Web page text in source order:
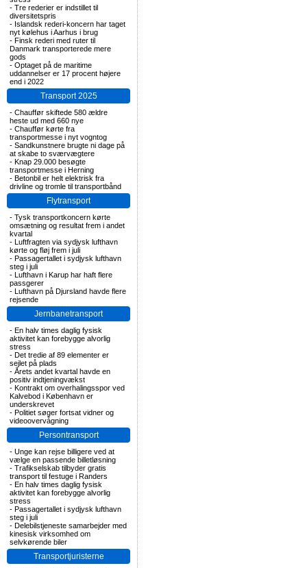
- Tre rederier er indstillet til
diversitetspris
- Islandsk rederi-koncern har taget
nyt kølehus i Aarhus i brug
- Finsk rederi med ruter til
Danmark transporterede mere
gods
- Optaget på de maritime
uddannelser er 17 procent højere
end i 2022
Transport 2025
- Chauffør skiftede 580 ældre
heste ud med 660 nye
- Chauffør kørte fra
transportmesse i nyt vogntog
- Sandkunstnere brugte ni dage på
at skabe to sværvægtere
- Knap 29.000 besøgte
transportmesse i Herning
- Betonbil er helt elektrisk fra
drivline og tromle til transportbånd
Flytransport
- Tysk transportkoncern kørte
omsætning og resultat frem i andet
kvartal
- Luftfragten via sydjysk lufthavn
kørte og fløj frem i juli
- Passagertallet i sydjysk lufthavn
steg i juli
- Lufthavn i Karup har haft flere
passgerer
- Lufthavn på Djursland havde flere
rejsende
Jernbanetransport
- En halv times daglig fysisk
aktivitet kan forebygge alvorlig
stress
- Det tredie af 89 elementer er
sejlet på plads
- Årets andet kvartal havde en
positiv indtjeningvækst
- Kontrakt om overhalingsspor ved
Kalvebod i København er
underskrevet
- Politiet søger fortsat vidner og
videoovervågning
Persontransport
- Unge kan rejse billigere ved at
vælge en passende billetløsning
- Trafikselskab tilbyder gratis
transport til festuge i Randers
- En halv times daglig fysisk
aktivitet kan forebygge alvorlig
stress
- Passagertallet i sydjysk lufthavn
steg i juli
- Delebilstjeneste samarbejder med
kinesisk virksomhed om
selvkørende biler
Transportjuristerne